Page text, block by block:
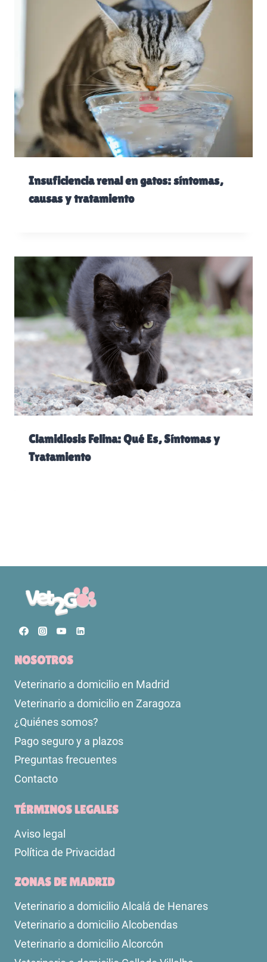
Insuficiencia renal en gatos: síntomas,
causas y tratamiento
Clamidiosis Felina: Qué Es, Síntomas y
Tratamiento
NOSOTROS
Veterinario a domicilio en Madrid
Veterinario a domicilio en Zaragoza
¿Quiénes somos?
Pago seguro y a plazos
Preguntas frecuentes
Contacto
TÉRMINOS LEGALES
Aviso legal
Política de Privacidad
ZONAS DE MADRID
Veterinario a domicilio Alcalá de Henares
Veterinario a domicilio Alcobendas
Veterinario a domicilio Alcorcón